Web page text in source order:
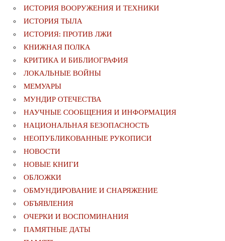
ИСТОРИЯ ВООРУЖЕНИЯ И ТЕХНИКИ
ИСТОРИЯ ТЫЛА
ИСТОРИЯ: ПРОТИВ ЛЖИ
КНИЖНАЯ ПОЛКА
КРИТИКА И БИБЛИОГРАФИЯ
ЛОКАЛЬНЫЕ ВОЙНЫ
МЕМУАРЫ
МУНДИР ОТЕЧЕСТВА
НАУЧНЫЕ СООБЩЕНИЯ И ИНФОРМАЦИЯ
НАЦИОНАЛЬНАЯ БЕЗОПАСНОСТЬ
НЕОПУБЛИКОВАННЫЕ РУКОПИСИ
НОВОСТИ
НОВЫЕ КНИГИ
ОБЛОЖКИ
ОБМУНДИРОВАНИЕ И СНАРЯЖЕНИЕ
ОБЪЯВЛЕНИЯ
ОЧЕРКИ И ВОСПОМИНАНИЯ
ПАМЯТНЫЕ ДАТЫ